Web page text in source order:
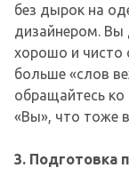
без дырок на
дизайнером.
хорошо и чисто
больше «слов
обращайтесь ко
«Вы», что тоже
3. Подготовка